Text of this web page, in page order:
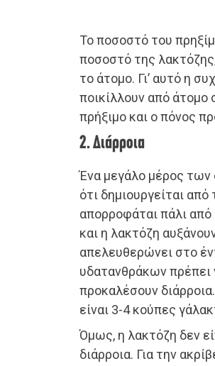
Το ποσοστό του
ποσοστό της
το άτομο. Γι’ αυτό η
ποικίλλουν από
πρήξιμο και ο πόνος
2. Διάρροια
Ένα μεγάλο μέρος
ότι δημιουργείται
απορροφάται πάλι από
και η λακτόζη
απελευθερώνει στο
υδατανθράκων πρέπει
προκαλέσουν
είναι 3-4 κούπες
Όμως, η λακτόζη δεν
διάρροια. Για την